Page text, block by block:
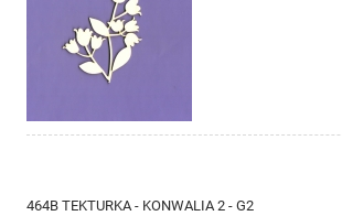
464B TEKTURKA - KONWALIA 2 - G2